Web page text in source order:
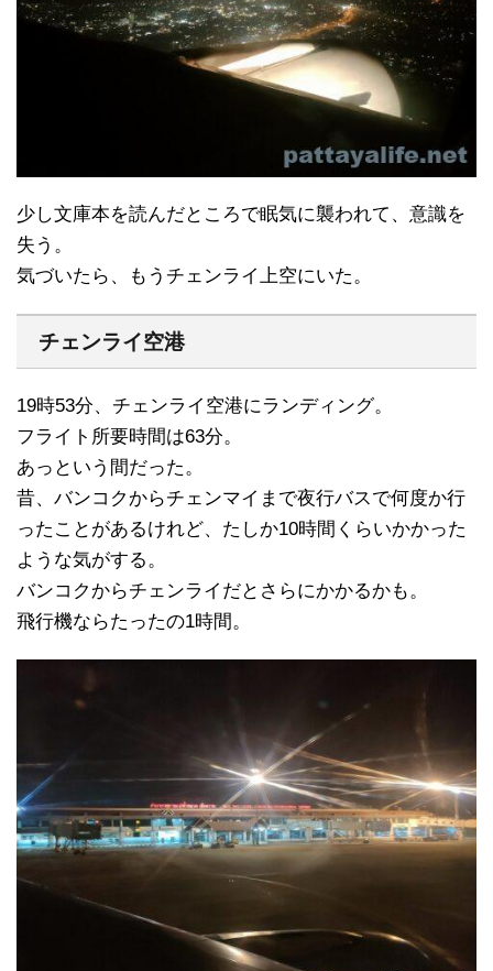
少し文庫本を読んだところで眠気に襲われて、意識を
失う。
気づいたら、もうチェンライ上空にいた。
チェンライ空港
19時53分、チェンライ空港にランディング。
フライト所要時間は63分。
あっという間だった。
昔、バンコクからチェンマイまで夜行バスで何度か行
ったことがあるけれど、たしか10時間くらいかかった
ような気がする。
バンコクからチェンライだとさらにかかるかも。
飛行機ならたったの1時間。